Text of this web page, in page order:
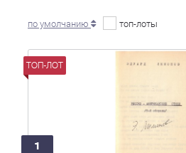
по умолчанию топ-лоты
ТОП-ЛОТ
1